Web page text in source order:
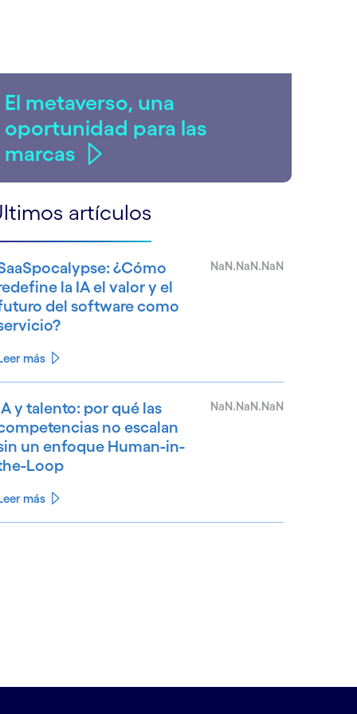
El metaverso, una
oportunidad para las
marcas
artículos
¿Cómo
la IA el valor y el
del software como
NaN.NaN.NaN
más
y talento: por qué las
no escalan
un enfoque Human-in-
Loop
NaN.NaN.NaN
más